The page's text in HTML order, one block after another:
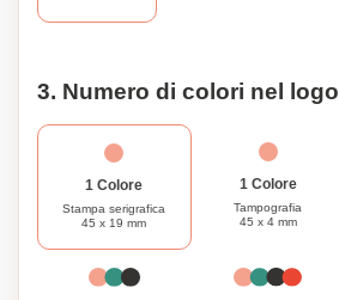
3. Numero di colori nel logo
1 Colore
Stampa serigrafica
45 x 19 mm
1 Colore
Tampografia
45 x 4 mm